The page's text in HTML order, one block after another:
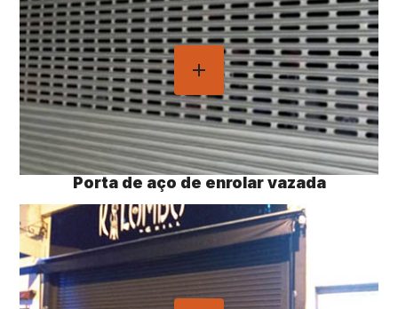
Porta de aço de enrolar vazada